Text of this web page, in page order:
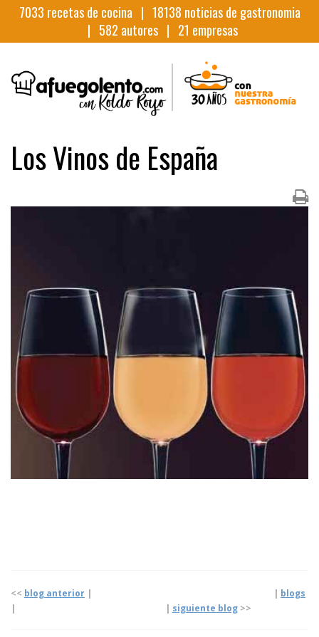
7033 recetas de cocina | 18138 noticias de gastronomia
| 582 autores | 21 empresas
Los Vinos de España
<< blog anterior | | blogs
|
| siguiente blog >>